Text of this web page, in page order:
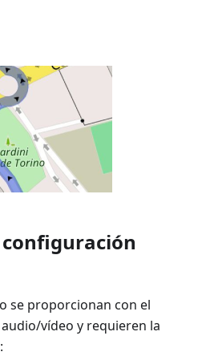
se proporcionan con el
vídeo y requieren la